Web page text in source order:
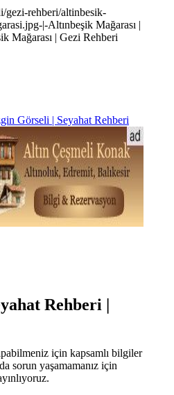
gezi-rehberi/altinbesik-
|-Altınbeşik Mağarası |
Mağarası | Gezi Rehberi
Rehberi |
için kapsamlı bilgiler
sorun yaşamamanız için